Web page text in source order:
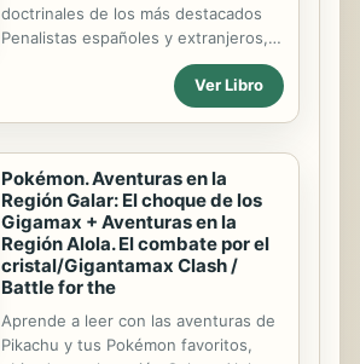
doctrinales de los más destacados
Penalistas españoles y extranjeros,
comentarios de Legislación y
Jurisprudencia y notas bibliográficas
sobre libros y revistas de esta
de la edición en línea, pdf: 2659-
899X
Ver Libro
Pokémon. Aventuras en la
Región Galar: El choque de los
Gigamax + Aventuras en la
Región Alola. El combate por el
cristal/Gigantamax Clash /
Battle for the
Aprende a leer con las aventuras de
Pikachu y tus Pokémon favoritos,